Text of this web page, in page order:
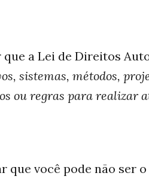
a Lei de Direitos
sistemas, métodos,
ou regras para realizar
que você pode não ser